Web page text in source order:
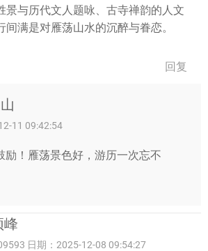
景与历代文人题咏、古寺禅韵的人文
间满是对雁荡山水的沉醉与眷恋。
回复
11 09:42:54
励！雁荡景色好，游历一次忘不
峰
日期：2025-12-08 09:54:27